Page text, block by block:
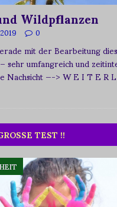
Wildpflanzen
0
mit der Bearbeitung
sehr umfangreich und
Nachsicht—-> W E I T E R
TEST !!